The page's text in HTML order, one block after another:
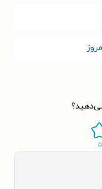
۵